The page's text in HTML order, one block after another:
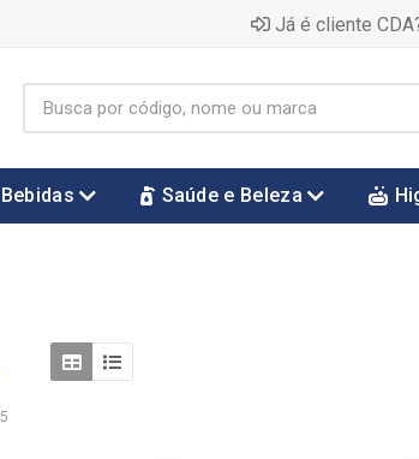
Já é cliente
Bebidas Saúde e Beleza
5